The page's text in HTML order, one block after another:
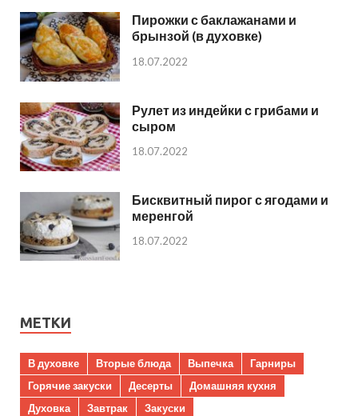
Пирожки с баклажанами и
брынзой (в духовке)
18.07.2022
Рулет из индейки с грибами и
сыром
18.07.2022
Бисквитный пирог с ягодами и
меренгой
18.07.2022
МЕТКИ
В духовке Вторые блюда Выпечка
Гарниры
Горячие закуски
Десерты
Домашняя кухня
Духовка
Завтрак
Закуски